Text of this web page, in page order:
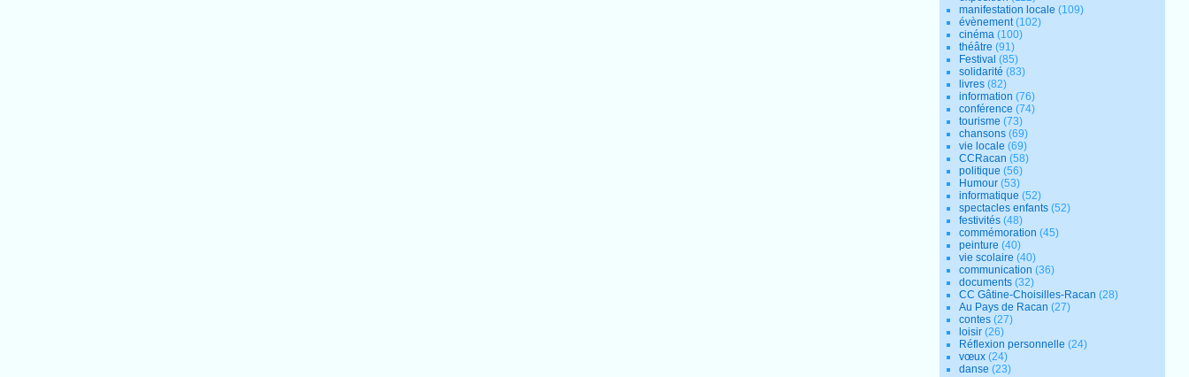
manifestation locale (109)
évènement(102)
cinéma (100)
théâtre (91)
Festival (85)
solidarité (83)
livres (82)
information (76)
conférence (74)
tourisme (73)
chansons (69)
vie locale (69)
CCRacan (58)
politique (56)
Humour (53)
informatique (52)
spectacles enfants (52)
festivités (48)
commémoration (45)
peinture (40)
vie scolaire (40)
communication (36)
documents (32)
CC Gâtine-Choisilles-Racan (28)
Au Pays de Racan (27)
contes (27)
loisir (26)
Réflexion personnelle (24)
vœux (24)
danse (23)